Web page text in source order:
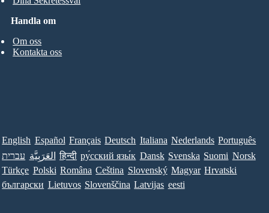
Handla om
Om oss
Kontakta oss
English Español Français Deutsch Italiana Nederlands Português
עברית العَرَبِيَّة हिन्दी ру́сский язы́к Dansk Svenska Suomi Norsk
Türkçe Polski Româna Ceština Slovenský Magyar Hrvatski
български Lietuvos Slovenščina Latvijas eesti